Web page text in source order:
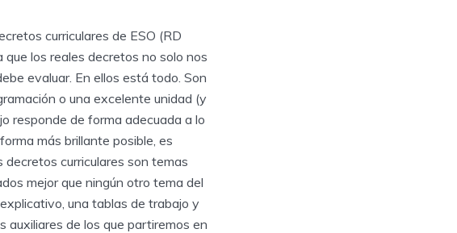
curriculares de ESO (RD
los reales decretos no solo nos
evaluar. En ellos está todo. Son
o una excelente unidad (y
responde de forma adecuada a lo
más brillante posible, es
decretos curriculares son temas
mejor que ningún otro tema del
una tablas de trabajo y
auxiliares de los que partiremos en